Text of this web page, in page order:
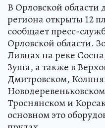
В Орловской области
региона открыты 12
сообщает пресс-
Орловской области.
Ливнах на реке
Зуша, а также в
Дмитровском,
Троснянском и
основном это